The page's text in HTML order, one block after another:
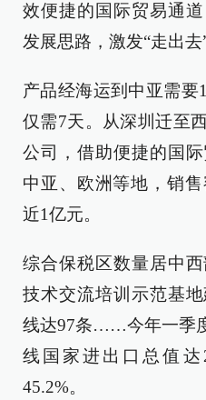
效便捷的国际贸易通
发展思路，激发“走出去
产品经海运到中亚需要
仅需7天。从深圳迁至
公司，借助便捷的国
中亚、欧洲等地，销
近1亿元。
综合保税区数量居中
技术交流培训示范基
线达97条……今年一季
线国家进出口总值达
45.2%。